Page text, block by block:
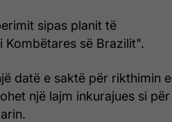
sipas planit të
së Brazilit".
datë e saktë për rikthimin e
një lajm inkurajues si për